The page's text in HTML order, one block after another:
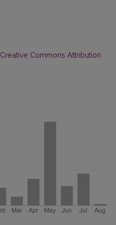
Creative Commons Attribution